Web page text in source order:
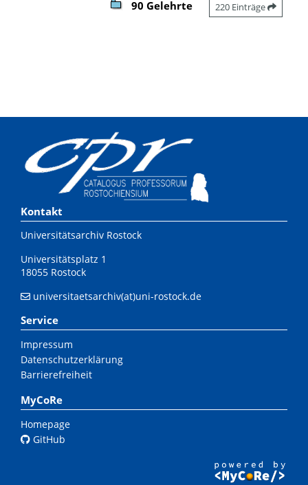
90 Gelehrte 220 Einträge
Kontakt
Universitätsarchiv Rostock
Universitätsplatz 1
18055 Rostock
universitaetsarchiv(at)uni-rostock.de
Service
Impressum
Datenschutzerklärung
Barrierefreiheit
MyCoRe
Homepage
GitHub